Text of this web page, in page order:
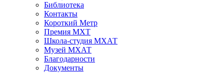
Библиотека
Контакты
Короткий Метр
Премия МХТ
Школа-студия МХАТ
Музей МХАТ
Благодарности
Документы